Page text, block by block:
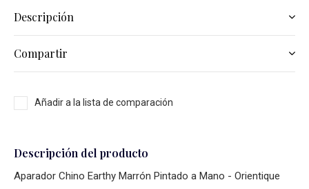
Descripción
Compartir
Añadir a la lista de comparación
Descripción del producto
Aparador Chino Earthy Marrón Pintado a Mano - Orientique